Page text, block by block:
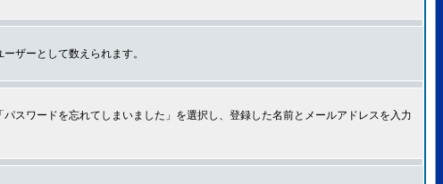
ザーとして数えられます。
スワードを忘れてしまいました」を選択し、登録した名前とメールアドレスを入力